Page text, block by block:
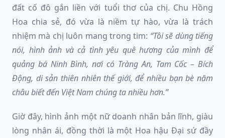
đất cố đô gắn liền với tuổi thơ của chị. Chu Hồng
Hoa chia sẻ, đó vừa là niềm tự hào, vừa là trách
nhiệm mà chị luôn mang trong tim: “Tôi sẽ dùng tiếng
nói, hình ảnh và cả tình yêu quê hương của mình để
quảng bá Ninh Bình, nơi có Tràng An, Tam Cốc – Bích
Động, di sản thiên nhiên thế giới, để nhiều bạn bè năm
châu biết đến Việt Nam chúng ta nhiều hơn.”
Giờ đây, hình ảnh một nữ doanh nhân bản lĩnh, giàu
lòng nhân ái, đồng thời là một Hoa hậu Đại sứ đầy